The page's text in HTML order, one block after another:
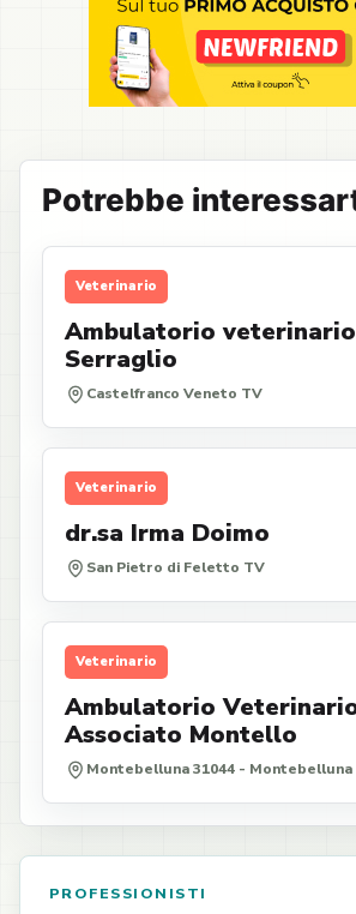
Potrebbe
Veterinario
Ambulatorio veterinario
Serraglio
Castelfranco Veneto TV
Veterinario
dr.sa Irma Doimo
San Pietro di Feletto TV
Veterinario
Ambulatorio
Associato Montello
Montebelluna 31044 - Montebelluna
PROFESSIONISTI